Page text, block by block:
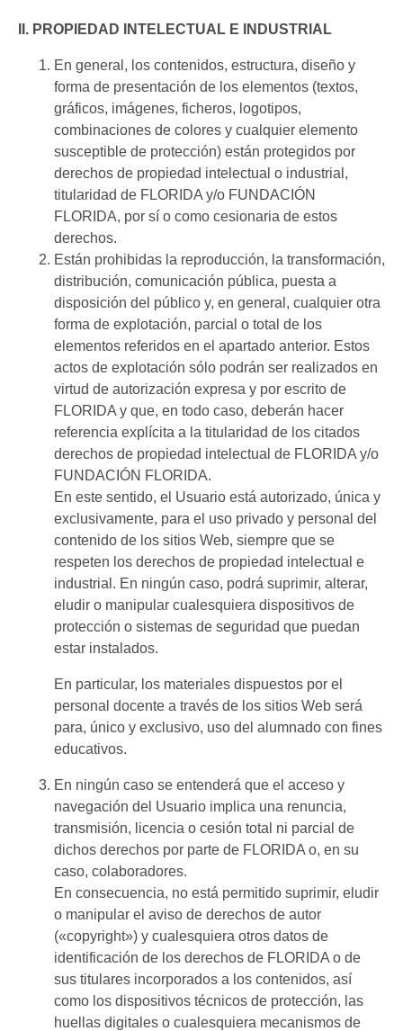
II. PROPIEDAD INTELECTUAL E INDUSTRIAL
En general, los contenidos, estructura, diseño y
forma de presentación de los elementos (textos,
gráficos, imágenes, ficheros, logotipos,
combinaciones de colores y cualquier elemento
susceptible de protección) están protegidos por
derechos de propiedad intelectual o industrial,
titularidad de FLORIDA y/o FUNDACIÓN
FLORIDA, por sí o como cesionaria de estos
derechos.
Están prohibidas la reproducción, la transformación,
distribución, comunicación pública, puesta a
disposición del público y, en general, cualquier otra
forma de explotación, parcial o total de los
elementos referidos en el apartado anterior. Estos
actos de explotación sólo podrán ser realizados en
virtud de autorización expresa y por escrito de
FLORIDA y que, en todo caso, deberán hacer
referencia explícita a la titularidad de los citados
derechos de propiedad intelectual de FLORIDA y/o
FUNDACIÓN FLORIDA.
En este sentido, el Usuario está autorizado, única y
exclusivamente, para el uso privado y personal del
contenido de los sitios Web, siempre que se
respeten los derechos de propiedad intelectual e
industrial. En ningún caso, podrá suprimir, alterar,
eludir o manipular cualesquiera dispositivos de
protección o sistemas de seguridad que puedan
estar instalados.
En particular, los materiales dispuestos por el
personal docente a través de los sitios Web será
para, único y exclusivo, uso del alumnado con fines
educativos.
En ningún caso se entenderá que el acceso y
navegación del Usuario implica una renuncia,
transmisión, licencia o cesión total ni parcial de
dichos derechos por parte de FLORIDA o, en su
caso, colaboradores.
En consecuencia, no está permitido suprimir, eludir
o manipular el aviso de derechos de autor
(«copyright») y cualesquiera otros datos de
identificación de los derechos de FLORIDA o de
sus titulares incorporados a los contenidos, así
como los dispositivos técnicos de protección, las
huellas digitales o cualesquiera mecanismos de